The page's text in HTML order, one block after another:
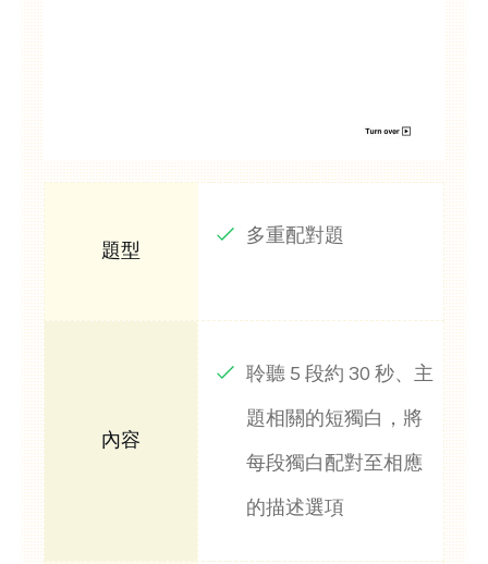
多重配對題
聆聽 5 段約 30 秒、主
題相關的短獨白，將
每段獨白配對至相應
的描述選項